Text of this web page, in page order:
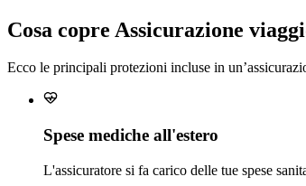
Cosa copre Assicurazione
Ecco le principali protezioni incluse in
Spese mediche all'estero
L'assicuratore si fa carico delle tue spese